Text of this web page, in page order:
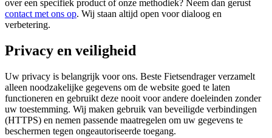
over een specifiek product of onze methodiek? Neem dan gerust
contact met ons op. Wij staan altijd open voor dialoog en
verbetering.
Privacy en veiligheid
Uw privacy is belangrijk voor ons. Beste Fietsendrager verzamelt
alleen noodzakelijke gegevens om de website goed te laten
functioneren en gebruikt deze nooit voor andere doeleinden zonder
uw toestemming. Wij maken gebruik van beveiligde verbindingen
(HTTPS) en nemen passende maatregelen om uw gegevens te
beschermen tegen ongeautoriseerde toegang.